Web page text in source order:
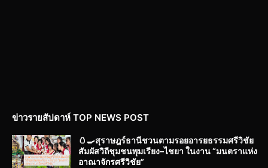
ข่าวรายสัปดาห์ TOP NEWS POST
🥚🍳สุราษฎร์ธานีชวนตามรอยอารยธรรมศรีวิชัย
สัมผัสวิถีชุมชนพุมเรียง–ไชยา ในงาน “มนตราแห่ง
อาณาจักรศรีวิชัย”